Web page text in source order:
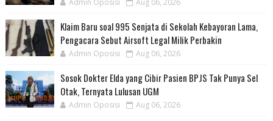
Klaim Baru soal 995 Senjata di Sekolah Kebayoran Lama,
Pengacara Sebut Airsoft Legal Milik Perbakin
Admin Oposisi Aug 06, 2026
Sosok Dokter Elda yang Cibir Pasien BPJS Tak Punya Sel
Otak, Ternyata Lulusan UGM
Admin Oposisi Aug 06, 2026